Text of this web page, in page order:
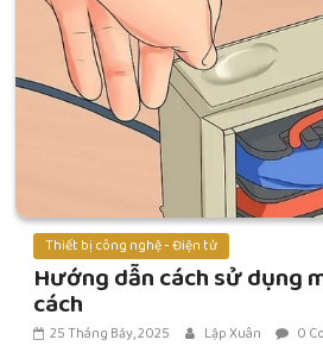
Thiết bị công nghệ - Điện tử
Hướng dẫn cách sử dụng
cách
25 Tháng Bảy, 2025 Lập Xuân
0